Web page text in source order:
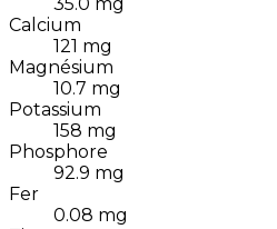
35.0 mg
Calcium
121 mg
Magnésium
10.7 mg
Potassium
158 mg
Phosphore
92.9 mg
Fer
0.08 mg